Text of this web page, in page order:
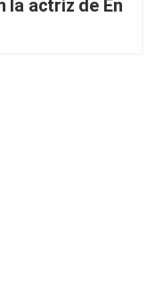
la actriz de En